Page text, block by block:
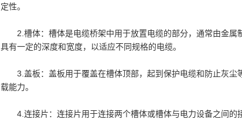
定性。
2.槽体：槽体是电缆桥架中用于放置电缆的部分，通常由金
具有一定的深度和宽度，以适应不同规格的电缆。
3.盖板：盖板用于覆盖在槽体顶部，起到保护电缆和防止灰
载能力。
4.连接片：连接片用于连接两个槽体或槽体与电力设备之间